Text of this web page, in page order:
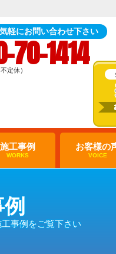
軽にお問い合わせ下さい
70-1414
定休）
施工事例
WORKS
お客様の
VOICE
事例をご覧下さい